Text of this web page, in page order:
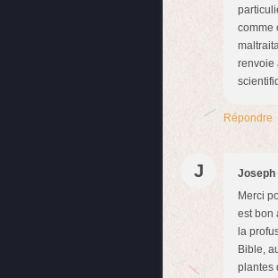
comme
renvoie
Répondre
J Joseph
Merci
est bon
la
Bible,
plantes